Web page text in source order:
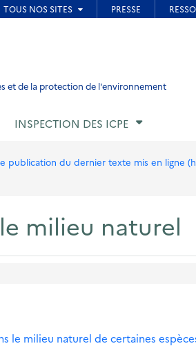
et de la protection de l'environnement
INSPECTION DES ICPE
publication du dernier texte mis en ligne
milieu naturel
le milieu naturel de certaines